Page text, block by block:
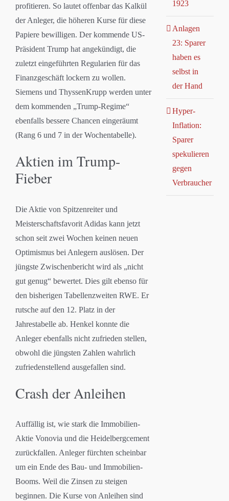
profitieren. So lautet offenbar das Kalkül
der Anleger, die höheren Kurse für diese
Papiere bewilligen. Der kommende US-
Präsident Trump hat angekündigt, die
zuletzt eingeführten Regularien für das
Finanzgeschäft lockern zu wollen.
Siemens und ThyssenKrupp werden unter
dem kommenden „Trump-Regime“
ebenfalls bessere Chancen eingeräumt
(Rang 6 und 7 in der Wochentabelle).
Aktien im Trump-
Fieber
Die Aktie von Spitzenreiter und
Meisterschaftsfavorit Adidas kann jetzt
schon seit zwei Wochen keinen neuen
Optimismus bei Anlegern auslösen. Der
jüngste Zwischenbericht wird als „nicht
gut genug“ bewertet. Dies gilt ebenso für
den bisherigen Tabellenzweiten RWE. Er
rutsche auf den 12. Platz in der
Jahrestabelle ab. Henkel konnte die
Anleger ebenfalls nicht zufrieden stellen,
obwohl die jüngsten Zahlen wahrlich
zufriedenstellend ausgefallen sind.
Crash der Anleihen
Auffällig ist, wie stark die Immobilien-
Aktie Vonovia und die Heidelbergcement
zurückfallen. Anleger fürchten scheinbar
um ein Ende des Bau- und Immobilien-
Booms. Weil die Zinsen zu steigen
beginnen. Die Kurse von Anleihen sind
1923
Anlagen
23: Sparer
haben es
selbst in
der Hand
Hyper-
Inflation:
Sparer
spekulieren
gegen
Verbraucher